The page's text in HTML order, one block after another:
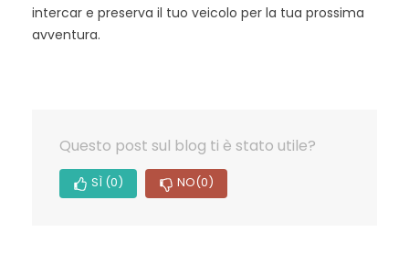
intercar e preserva il tuo veicolo per la tua prossima
avventura.
Questo post sul blog ti è stato utile?
SÌ (0) NO(0)